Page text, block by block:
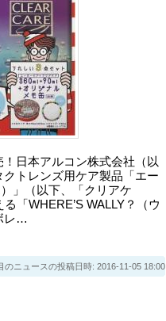
日本アルコン株式会社（以
トレンズ用ケア製品「エー
」（以下、「クリアケ
「WHERE’S WALLY？（ウ
レ…
ニュースの投稿日時: 2016-11-05 18:00